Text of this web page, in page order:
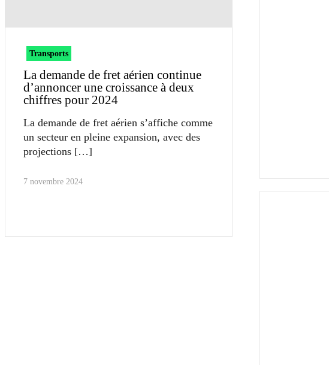
Transports
La demande de fret aérien continue
d’annoncer une croissance à deux
chiffres pour 2024
La demande de fret aérien s’affiche comme
un secteur en pleine expansion, avec des
projections
7 novembre 2024